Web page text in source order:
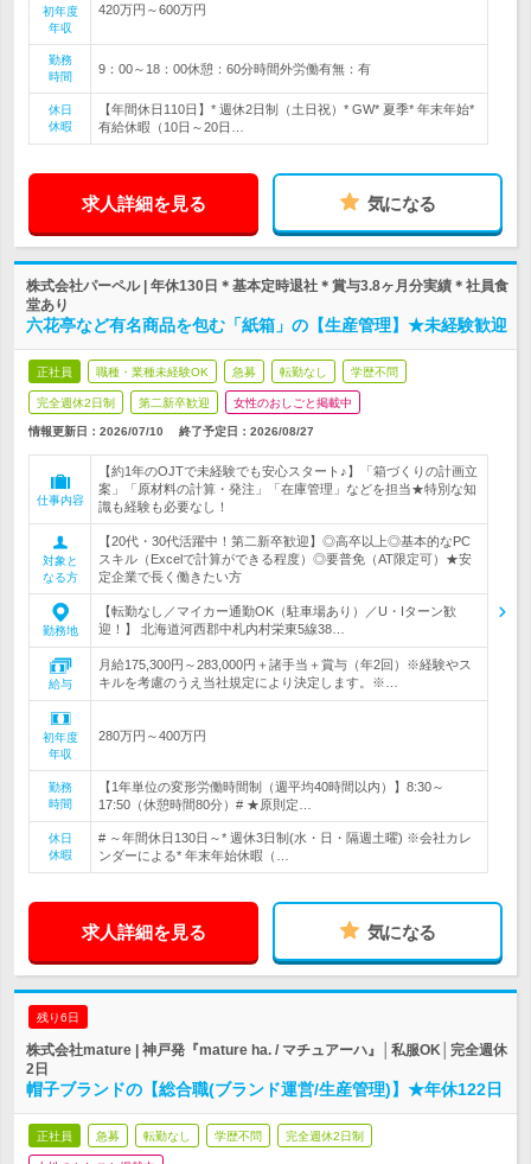
初年度
年収
420万円～600万円
勤務
時間
9：00～18：00休憩：60分時間外労働有無：有
休日
休暇
【年間休日110日】* 週休2日制（土日祝）* GW* 夏季* 年末年始*
有給休暇（10日～20日…
求人詳細を見る 気になる
株式会社パーペル | 年休130日＊基本定時退社＊賞与3.8ヶ月分実績＊社員食
堂あり
六花亭など有名商品を包む「紙箱」の【生産管理】★未経験歓迎
正社員 職種・業種未経験OK 急募 転勤なし 学歴不問
完全週休2日制 第二新卒歓迎 女性のおしごと掲載中
情報更新日：2026/07/10 終了予定日： 2026/08/27
仕事内容
【約1年のOJTで未経験でも安心スタート♪】「箱づくりの計画立
案」「原材料の計算・発注」「在庫管理」などを担当★特別な知
識も経験も必要なし！
対象と
なる方
【20代・30代活躍中！第二新卒歓迎】◎高卒以上◎基本的なPC
スキル（Excelで計算ができる程度）◎要普免（AT限定可）★安
定企業で長く働きたい方
勤務地
【転勤なし／マイカー通勤OK（駐車場あり）／U・Iターン歓
迎！】 北海道河西郡中札内村栄東5線38…
給与
月給175,300円～283,000円＋諸手当＋賞与（年2回）※経験やス
キルを考慮のうえ当社規定により決定します。※…
初年度
年収
280万円～400万円
勤務
時間
【1年単位の変形労働時間制（週平均40時間以内）】8:30～
17:50（休憩時間80分）# ★原則定…
休日
休暇
# ～年間休日130日～* 週休3日制(水・日・隔週土曜) ※会社カレ
ンダーによる* 年末年始休暇（…
求人詳細を見る 気になる
残り6日
株式会社mature | 神戸発『mature ha. / マチュアーハ』│私服OK│完全週休
2日
帽子ブランドの【総合職(ブランド運営/生産管理)】★年休122日
正社員 急募 転勤なし 学歴不問 完全週休2日制